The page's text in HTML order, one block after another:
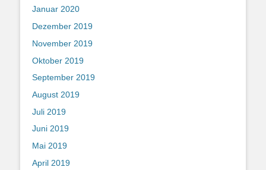
Januar 2020
Dezember 2019
November 2019
Oktober 2019
September 2019
August 2019
Juli 2019
Juni 2019
Mai 2019
April 2019